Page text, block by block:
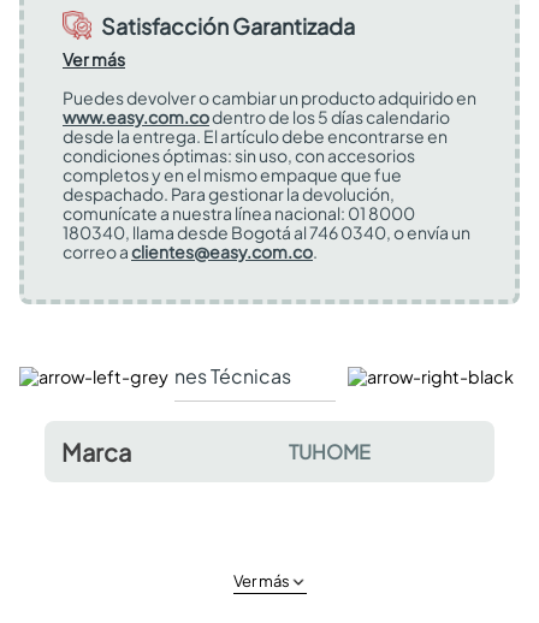
Satisfacción Garantizada
Ver más
Puedes devolver o cambiar un producto adquirido en
www.easy.com.codentro de los 5 días calendario
desde la entrega. El artículo debe encontrarse en
condiciones óptimas: sin uso, con accesorios
completos y en el mismo empaque que fue
despachado. Para gestionar la devolución,
comunícate a nuestra línea nacional: 01 8000
180340, llama desde Bogotá al 746 0340, o envía un
correo aclientes@easy.com.co.
Especificaciones Técnicas Comentarios y
Marca TUHOME
Ver más